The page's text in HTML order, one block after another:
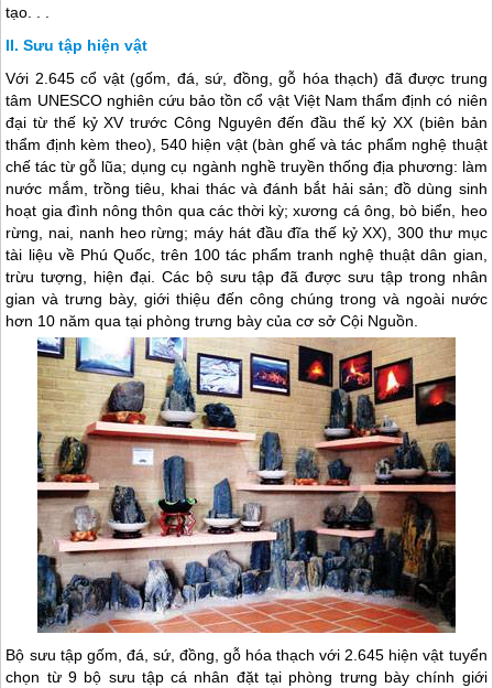
tạo. . .
Sưu tập hiện vật
Với 2.645 cổ vật (gốm, đá, sứ, đồng, gỗ hóa thạch) đã được trung
tâm UNESCO nghiên cứu bảo tồn cổ vật Việt Nam thẩm định có niên
đại từ thế kỷ XV trước Công Nguyên đến đầu thế kỷ XX (biên bản
thẩm định kèm theo), 540 hiện vật (bàn ghế và tác phẩm nghệ thuật
chế tác từ gỗ lũa; dụng cụ ngành nghề truyền thống địa phương: làm
nước mắm, trồng tiêu, khai thác và đánh bắt hải sản; đồ dùng sinh
hoạt gia đình nông thôn qua các thời kỳ; xương cá ông, bò biển, heo
rừng, nai, nanh heo rừng; máy hát đầu đĩa thế kỷ XX), 300 thư mục
tài liệu về Phú Quốc, trên 100 tác phẩm tranh nghệ thuật dân gian,
trừu tượng, hiện đại. Các bộ sưu tập đã được sưu tập trong nhân
gian và trưng bày, giới thiệu đến công chúng trong và ngoài nước
hơn 10 năm qua tại phòng trưng bày của cơ sở Cội Nguồn.
Bộ sưu tập gốm, đá, sứ, đồng, gỗ hóa thạch với 2.645 hiện vật tuyển
chọn từ 9 bộ sưu tập cá nhân đặt tại phòng trưng bày chính giới